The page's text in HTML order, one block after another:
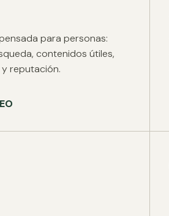
para personas:
contenidos útiles,
reputación.